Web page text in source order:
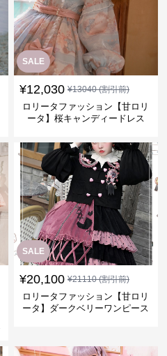
SALE
¥12,030 ¥13040(割引前)
ロリータファッション【甘ロリ
ータ】桜キャンディードレス
SALE
¥20,100 ¥21110(割引前)
ロリータファッション【甘ロリ
ータ】ダークベリーワンピース